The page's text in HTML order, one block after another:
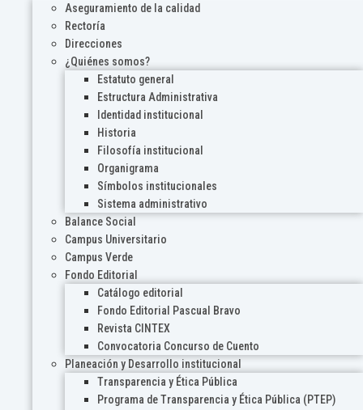
Aseguramiento de la calidad
Rectoría
Direcciones
¿Quiénes somos?
Estatuto general
Estructura Administrativa
Identidad institucional
Historia
Filosofía institucional
Organigrama
Símbolos institucionales
Sistema administrativo
Balance Social
Campus Universitario
Campus Verde
Fondo Editorial
Catálogo editorial
Fondo Editorial Pascual Bravo
Revista CINTEX
Convocatoria Concurso de Cuento
Planeación y Desarrollo institucional
Transparencia y Ética Pública
Programa de Transparencia y Ética Pública (PTEP)